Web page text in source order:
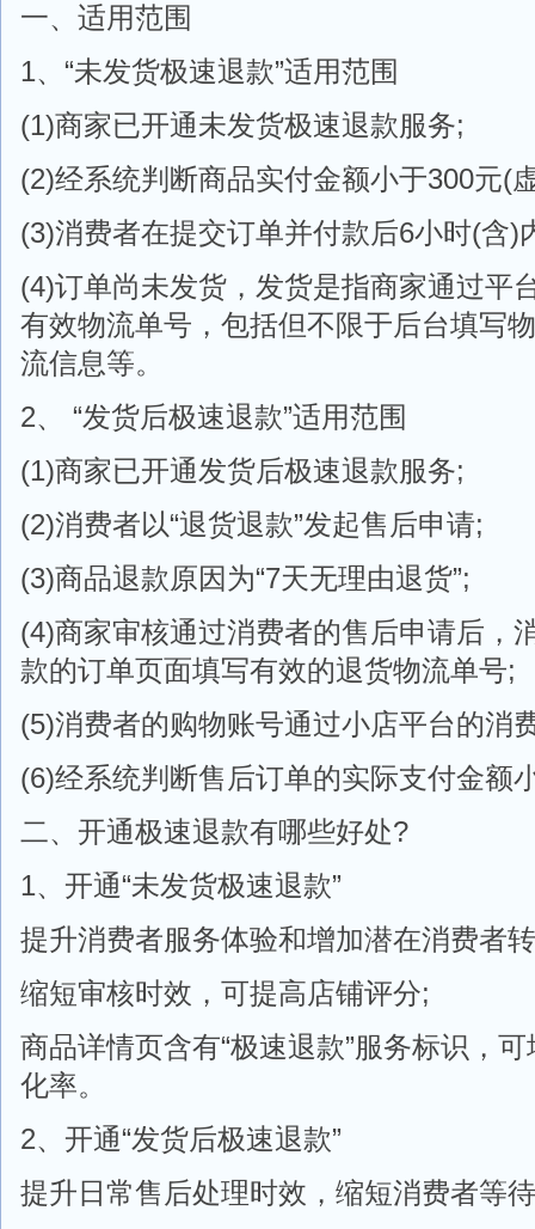
一、适用范围
1、“未发货极速退款”适用范围
(1)商家已开通未发货极速退款服务;
(2)经系统判断商品实付金额小于300元(
(3)消费者在提交订单并付款后6小时(含)
(4)订单尚未发货，发货是指商家通过平
有效物流单号，包括但不限于后台填写
流信息等。
2、 “发货后极速退款”适用范围
(1)商家已开通发货后极速退款服务;
(2)消费者以“退货退款”发起售后申请;
(3)商品退款原因为“7天无理由退货”;
(4)商家审核通过消费者的售后申请后，
款的订单页面填写有效的退货物流单号;
(5)消费者的购物账号通过小店平台的消
(6)经系统判断售后订单的实际支付金额
二、开通极速退款有哪些好处?
1、开通“未发货极速退款”
提升消费者服务体验和增加潜在消费者
缩短审核时效，可提高店铺评分;
商品详情页含有“极速退款”服务标识，
化率。
2、开通“发货后极速退款”
提升日常售后处理时效，缩短消费者等